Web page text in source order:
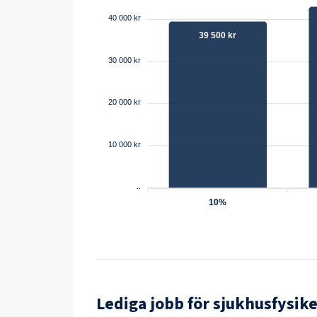
40 000 kr
30 000 kr
20 000 kr
10 000 kr
39 500 kr
10%
Lediga jobb för